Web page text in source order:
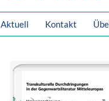
Aktuell Kontakt